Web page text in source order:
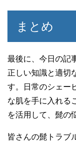
まとめ
最後に、今日の記
正しい知識と適切
す。日常のシェー
な肌を手に入れる
を活用して、髭の
皆さんの髭トラブ